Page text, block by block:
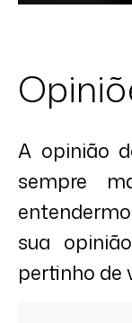
A opinião
sempre
sua
pertinho de